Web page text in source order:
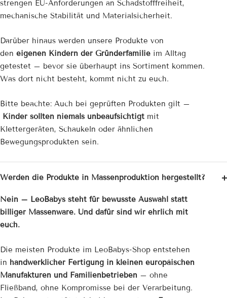
strengen EU-Anforderungen an Schadstofffreiheit,
mechanische Stabilität und Materialsicherheit.
Darüber hinaus werden unsere Produkte von
den eigenen Kindern der Gründerfamilie im Alltag
getestet – bevor sie überhaupt ins Sortiment kommen.
Was dort nicht besteht, kommt nicht zu euch.
Bitte beachte: Auch bei geprüften Produkten gilt –
Kinder sollten niemals unbeaufsichtigt mit
Klettergeräten, Schaukeln oder ähnlichen
Bewegungsprodukten sein.
Werden die Produkte in Massenproduktion hergestellt?
Nein – LeoBabys steht für bewusste Auswahl statt
billiger Massenware. Und dafür sind wir ehrlich mit
euch.
Die meisten Produkte im LeoBabys-Shop entstehen
in handwerklicher Fertigung in kleinen europäischen
Manufakturen und Familienbetrieben – ohne
Fließband, ohne Kompromisse bei der Verarbeitung.